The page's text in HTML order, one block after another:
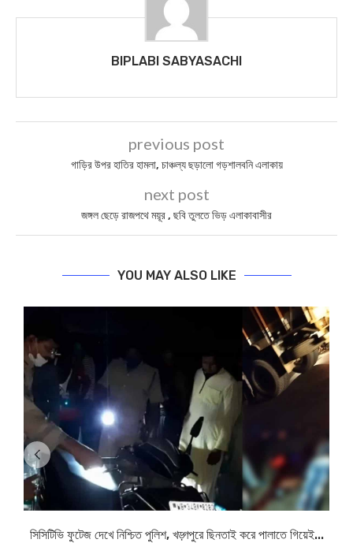
BIPLABI SABYASACHI
previous post
গাড়ির উপর হাতির হামলা, চাঞ্চল্য ছড়ালো গড়শালবনি এলাকায়
next post
জঙ্গল ছেড়ে রাজপথে ময়ূর , ছবি তুলতে ভিড় এলাকাবাসীর
YOU MAY ALSO LIKE
সিসিটিভি ফুটেজ দেখে নিশ্চিত পুলিশ, খড়্গপুরে ছিনতাই করে পালাতে গিয়েই...